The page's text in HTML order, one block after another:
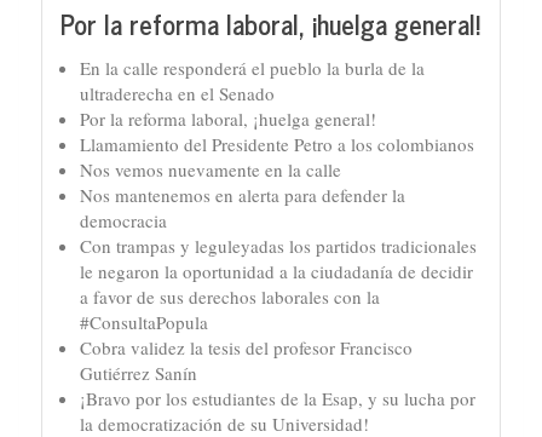
Por la reforma laboral, ¡huelga general!
En la calle responderá el pueblo la burla de la
ultraderecha en el Senado
Por la reforma laboral, ¡huelga general!
Llamamiento del Presidente Petro a los colombianos
Nos vemos nuevamente en la calle
Nos mantenemos en alerta para defender la
democracia
Con trampas y leguleyadas los partidos tradicionales
le negaron la oportunidad a la ciudadanía de decidir
a favor de sus derechos laborales con la
#ConsultaPopula
Cobra validez la tesis del profesor Francisco
Gutiérrez Sanín
¡Bravo por los estudiantes de la Esap, y su lucha por
la democratización de su Universidad!